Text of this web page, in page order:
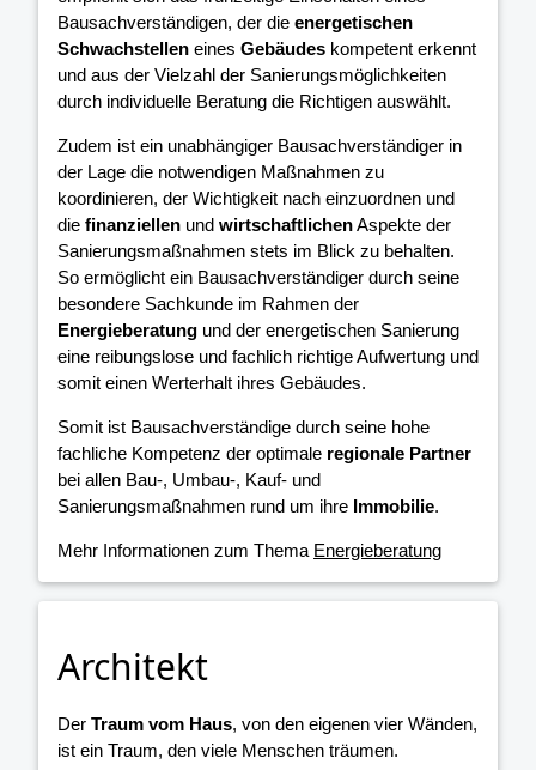
Bausachverständigen, der die energetischen
Schwachstellen eines Gebäudes kompetent erkennt
und aus der Vielzahl der Sanierungsmöglichkeiten
durch individuelle Beratung die Richtigen auswählt.
Zudem ist ein unabhängiger Bausachverständiger in
der Lage die notwendigen Maßnahmen zu
koordinieren, der Wichtigkeit nach einzuordnen und
die finanziellen und wirtschaftlichenAspekte der
Sanierungsmaßnahmen stets im Blick zu behalten.
So ermöglicht ein Bausachverständiger durch seine
besondere Sachkunde im Rahmen der
Energieberatung und der energetischen Sanierung
eine reibungslose und fachlich richtige Aufwertung und
somit einen Werterhalt ihres Gebäudes.
Somit ist Bausachverständige durch seine hohe
fachliche Kompetenz der optimale regionale Partner
bei allen Bau-, Umbau-, Kauf- und
Sanierungsmaßnahmen rund um ihre Immobilie.
Mehr Informationen zum Thema Energieberatung
Architekt
Der Traum vom Haus, von den eigenen vier Wänden,
ist ein Traum, den viele Menschen träumen.